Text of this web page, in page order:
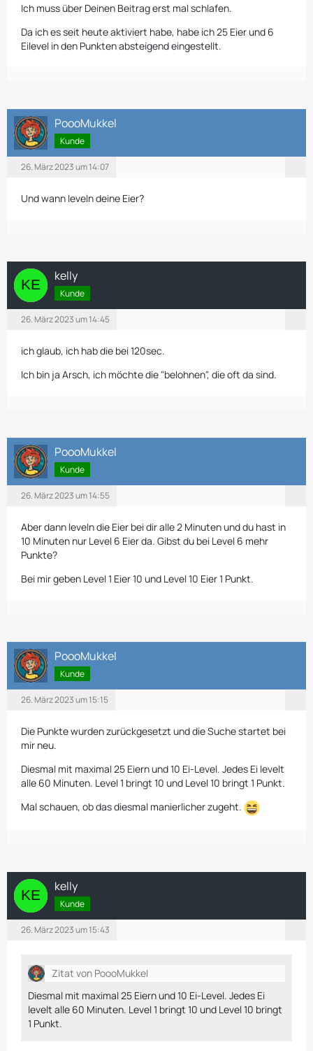
Ich muss über Deinen Beitrag erst mal schlafen.
Da ich es seit heute aktiviert habe, habe ich 25 Eier und 6
Eilevel in den Punkten absteigend eingestellt.
PoooMukkel
Kunde
26. März 2023 um 14:07
Und wann leveln deine Eier?
kelly
Kunde
26. März 2023 um 14:45
ich glaub, ich hab die bei 120sec.
Ich bin ja Arsch, ich möchte die "belohnen", die oft da sind.
PoooMukkel
Kunde
26. März 2023 um 14:55
Aber dann leveln die Eier bei dir alle 2 Minuten und du hast in
10 Minuten nur Level 6 Eier da. Gibst du bei Level 6 mehr
Punkte?
Bei mir geben Level 1 Eier 10 und Level 10 Eier 1 Punkt.
PoooMukkel
Kunde
26. März 2023 um 15:15
Die Punkte wurden zurückgesetzt und die Suche startet bei
mir neu.
Diesmal mit maximal 25 Eiern und 10 Ei-Level. Jedes Ei levelt
alle 60 Minuten. Level 1 bringt 10 und Level 10 bringt 1 Punkt.
Mal schauen, ob das diesmal manierlicher zugeht.
kelly
Kunde
26. März 2023 um 15:43
Zitat von PoooMukkel
Diesmal mit maximal 25 Eiern und 10 Ei-Level. Jedes Ei
levelt alle 60 Minuten. Level 1 bringt 10 und Level 10 bringt
1 Punkt.